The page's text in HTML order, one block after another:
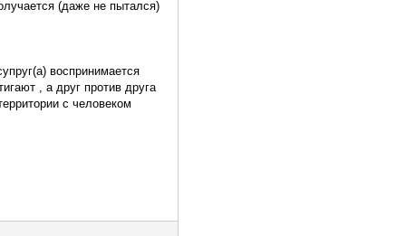
(даже не пытался)
воспринимается
, а друг против друга
с человеком